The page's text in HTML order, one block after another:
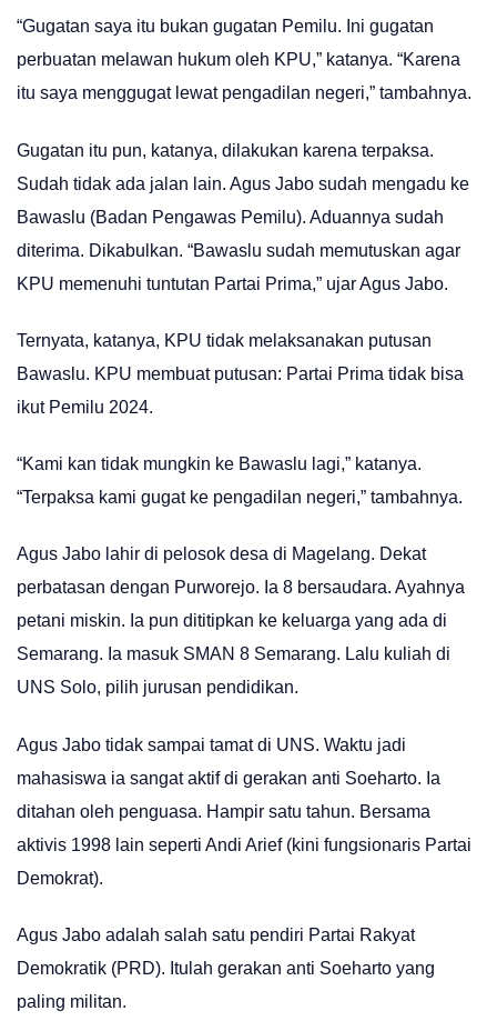
“Gugatan saya itu bukan gugatan Pemilu. Ini gugatan
perbuatan melawan hukum oleh KPU,” katanya. “Karena
itu saya menggugat lewat pengadilan negeri,” tambahnya.
Gugatan itu pun, katanya, dilakukan karena terpaksa.
Sudah tidak ada jalan lain. Agus Jabo sudah mengadu ke
Bawaslu (Badan Pengawas Pemilu). Aduannya sudah
diterima. Dikabulkan. “Bawaslu sudah memutuskan agar
KPU memenuhi tuntutan Partai Prima,” ujar Agus Jabo.
Ternyata, katanya, KPU tidak melaksanakan putusan
Bawaslu. KPU membuat putusan: Partai Prima tidak bisa
ikut Pemilu 2024.
“Kami kan tidak mungkin ke Bawaslu lagi,” katanya.
“Terpaksa kami gugat ke pengadilan negeri,” tambahnya.
Agus Jabo lahir di pelosok desa di Magelang. Dekat
perbatasan dengan Purworejo. Ia 8 bersaudara. Ayahnya
petani miskin. Ia pun dititipkan ke keluarga yang ada di
Semarang. Ia masuk SMAN 8 Semarang. Lalu kuliah di
UNS Solo, pilih jurusan pendidikan.
Agus Jabo tidak sampai tamat di UNS. Waktu jadi
mahasiswa ia sangat aktif di gerakan anti Soeharto. Ia
ditahan oleh penguasa. Hampir satu tahun. Bersama
aktivis 1998 lain seperti Andi Arief (kini fungsionaris Partai
Demokrat).
Agus Jabo adalah salah satu pendiri Partai Rakyat
Demokratik (PRD). Itulah gerakan anti Soeharto yang
paling militan.